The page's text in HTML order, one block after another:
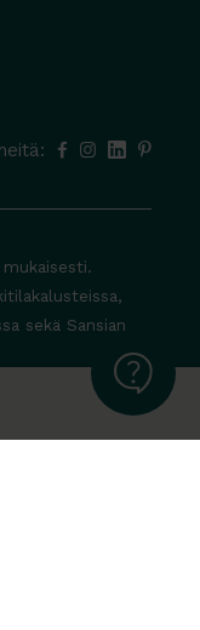
sekä Sansian